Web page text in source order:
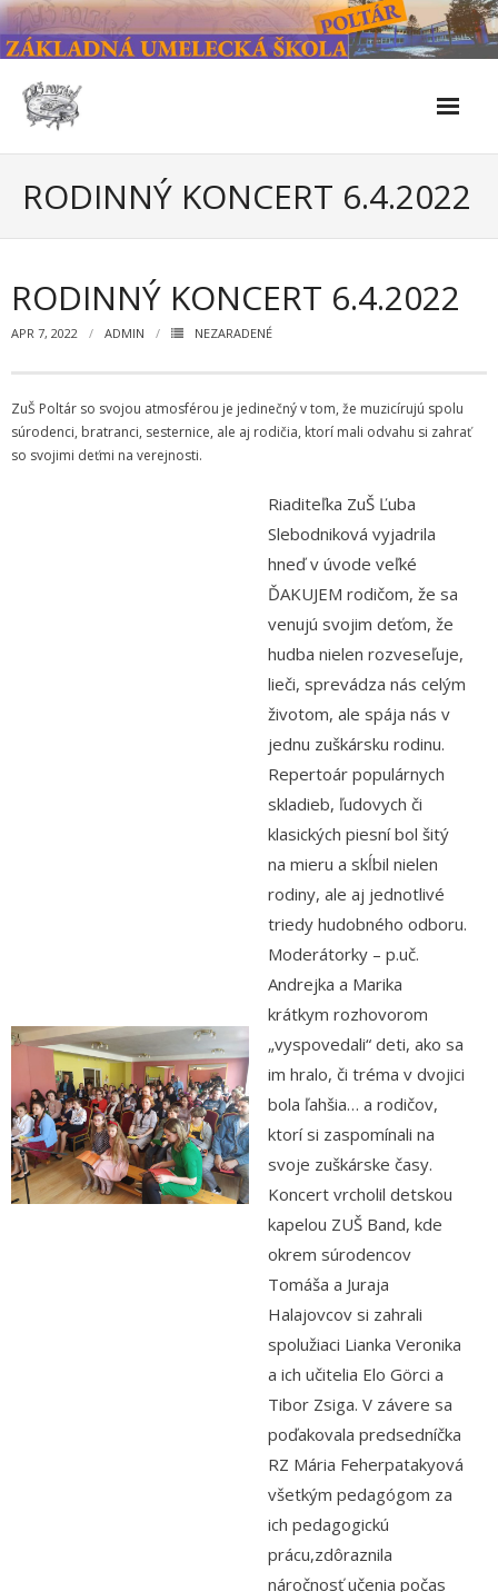
Skip
to
content
- História školy
- Naše úspechy od roku 2019 – do 2024
- KULTÚRNO-SPOLOČENSKÉ PODUJATIA 2024/2025
- Etický kódex pedagogických zamestnancov a odborných
Informácie
- Povinné zverejňovanie informácií
- - Organizačná štruktúra ZUŠ Poltár
- - Zriaďovacia listina ZUŠ Poltár
- - Zoznam platných vnútorných predpisov
RODINNÝ KONCERT 6.4.2022
RODINNÝ KONCERT 6.4.2022
APR 7, 2022 ADMIN NEZARADENÉ
ZuŠ Poltár so svojou atmosférou je jedinečný v tom, že muzicírujú spolu
súrodenci, bratranci, sesternice, ale aj rodičia, ktorí mali odvahu si zahrať
so svojimi deťmi na verejnosti.
Riaditeľka ZuŠ Ľuba
Slebodniková vyjadrila
hneď v úvode veľké
ĎAKUJEM rodičom, že sa
venujú svojim deťom, že
hudba nielen rozveseľuje,
lieči, sprevádza nás celým
životom, ale spája nás v
jednu zuškársku rodinu.
Repertoár populárnych
skladieb, ľudovych či
klasických piesní bol šitý
na mieru a skĺbil nielen
rodiny, ale aj jednotlivé
triedy hudobného odboru.
Moderátorky – p.uč.
Andrejka a Marika
krátkym rozhovorom
„vyspovedali“ deti, ako sa
im hralo, či tréma v dvojici
bola ľahšia… a rodičov,
ktorí si zaspomínali na
svoje zuškárske časy.
Koncert vrcholil detskou
kapelou ZUŠ Band, kde
okrem súrodencov
Tomáša a Juraja
Halajovcov si zahrali
spolužiaci Lianka Veronika
a ich učitelia Elo Görci a
Tibor Zsiga. V závere sa
poďakovala predsedníčka
RZ Mária Feherpatakyová
všetkým pedagógom za
ich pedagogickú
prácu,zdôraznila
náročnosť učenia počas